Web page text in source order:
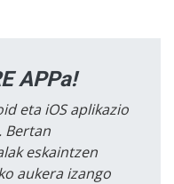
APPa!
eta iOS aplikazio
Bertan
eskaintzen
aukera izango